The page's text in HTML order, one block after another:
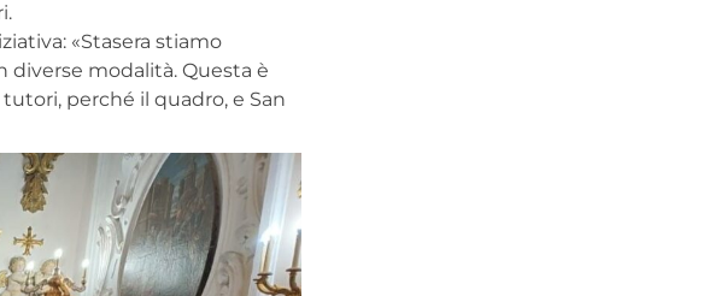
«Stasera stiamo
diverse modalità. Questa è
perché il quadro, e San